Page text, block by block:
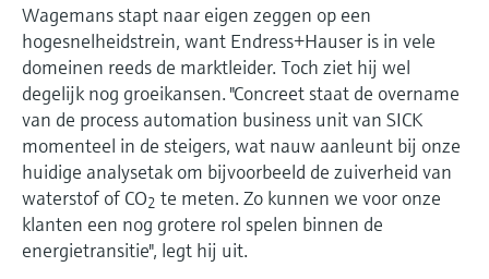
Wagemans stapt naar eigen zeggen op een
hogesnelheidstrein, want Endress+Hauser is in vele
domeinen reeds de marktleider. Toch ziet hij wel
degelijk nog groeikansen. "Concreet staat de overname
van de process automation business unit van SICK
momenteel in de steigers, wat nauw aanleunt bij onze
huidige analysetak om bijvoorbeeld de zuiverheid van
waterstof of CO2 te meten. Zo kunnen we voor onze
klanten een nog grotere rol spelen binnen de
energietransitie", legt hij uit.